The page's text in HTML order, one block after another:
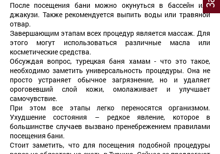
После посещения бани можно окунуться в бассейн или
джакузи. Также рекомендуется выпить воды или травяной
отвар.
Завершающим этапам всех процедур является массаж. Для
этого могут использоваться различные масла или
косметические средства.
Обсуждая вопрос, турецкая баня хамам - что это такое,
необходимо заметить универсальность процедуры. Она не
просто устраняет обычное загрязнение, но и удаляет
ороговевший слой кожи, омолаживает и улучшает
самочувствие.
При этом все этапы легко переносятся организмом.
Ухудшение состояния – редкое явление, которое в
большинстве случаев вызвано пренебрежением правилами
посещения бани.
Стоит заметить, что для посещения подобной процедуры